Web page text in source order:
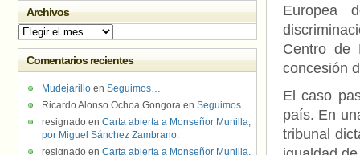
Europea
Centro de
concesión
El caso
país. En
tribunal
Archivos
Archivos
Comentarios recientes
Mudejarillo en Seguimos…
Ricardo Alonso Ochoa Gongora en Seguimos…
resignado en Carta abierta a Monseñor Munilla,
por Miguel Sánchez Zambrano.
resignado en Carta abierta a Monseñor Munilla,